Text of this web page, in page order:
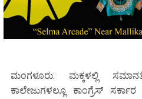
ಮಂಗಳೂರು: ಮಕ್ಕಳಲ್ಲಿ
ಕಾಲೇಜುಗಳಲ್ಲೂ ಕಾಂಗ್ರೆಸ್